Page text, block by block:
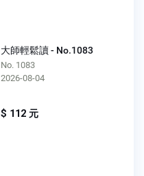
大師輕鬆讀 - No.1083
No. 1083
2026-08-04
$ 112 元